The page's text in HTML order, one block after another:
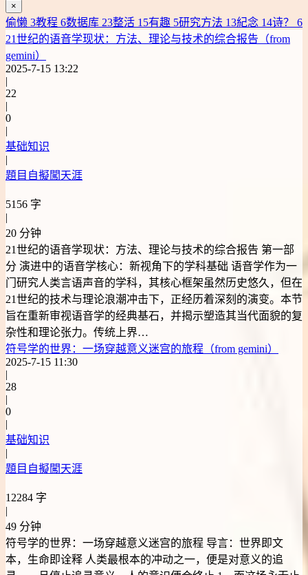
×
偷懒 3教程 6数据库 23整活 15有趣 5研究方法 13紀念 14诗？ 6
21世纪的语音学现状：方法、理论与技术的综合报告（from
gemini）
2025-7-15 13:22
|
22
|
0
|
基础知识
|
題目自擬闖天涯
5156 字
|
20 分钟
21世纪的语音学现状：方法、理论与技术的综合报告 第一部
分 演进中的语音学核心：新视角下的学科基础 语音学作为一
门研究人类言语声音的学科，其核心框架虽然历史悠久，但在
21世纪的技术与理论浪潮冲击下，正经历着深刻的演变。本节
旨在重新审视语音学的经典基石，并揭示塑造其当代面貌的复
杂性和理论张力。传统上界…
符号学的世界：一场穿越意义迷宫的旅程（from gemini）
2025-7-15 11:30
|
28
|
0
|
基础知识
|
題目自擬闖天涯
12284 字
|
49 分钟
符号学的世界：一场穿越意义迷宫的旅程 导言：世界即文
本，生命即诠释 人类最根本的冲动之一，便是对意义的追